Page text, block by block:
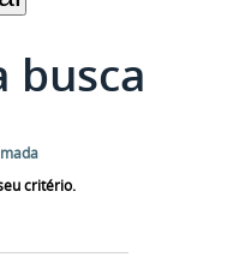
busca
critério.